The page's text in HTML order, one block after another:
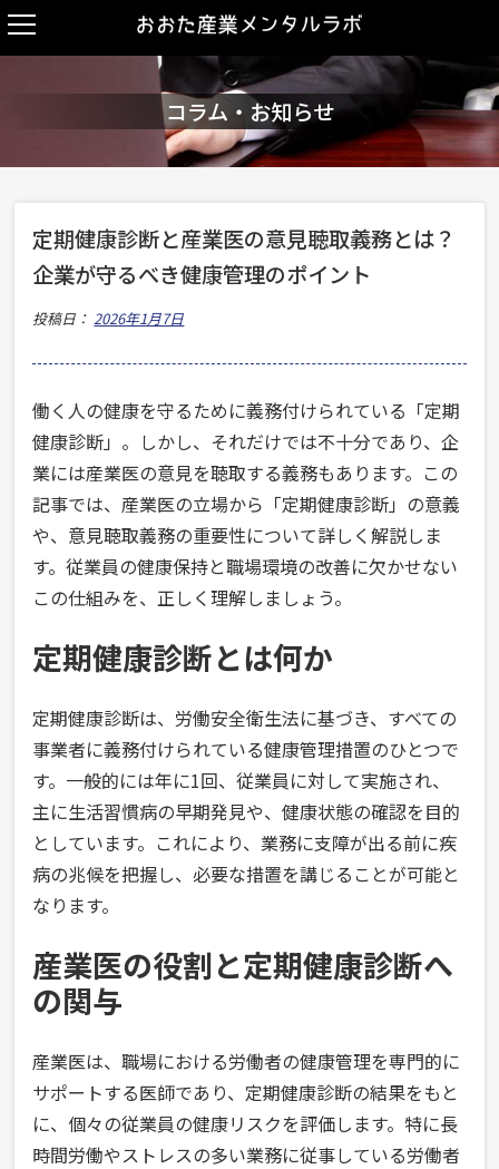
コラム・お知らせ
定期健康診断と産業医の意見聴取義務とは？
企業が守るべき健康管理のポイント
投稿日：2026年1月7日
働く人の健康を守るために義務付けられている「定期
健康診断」。しかし、それだけでは不十分であり、企
業には産業医の意見を聴取する義務もあります。この
記事では、産業医の立場から「定期健康診断」の意義
や、意見聴取義務の重要性について詳しく解説しま
す。従業員の健康保持と職場環境の改善に欠かせない
この仕組みを、正しく理解しましょう。
定期健康診断とは何か
定期健康診断は、労働安全衛生法に基づき、すべての
事業者に義務付けられている健康管理措置のひとつで
す。一般的には年に1回、従業員に対して実施され、
主に生活習慣病の早期発見や、健康状態の確認を目的
としています。これにより、業務に支障が出る前に疾
病の兆候を把握し、必要な措置を講じることが可能と
なります。
産業医の役割と定期健康診断へ
の関与
産業医は、職場における労働者の健康管理を専門的に
サポートする医師であり、定期健康診断の結果をもと
に、個々の従業員の健康リスクを評価します。特に長
時間労働やストレスの多い業務に従事している労働者